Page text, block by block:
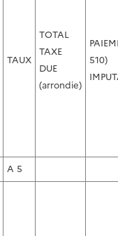
TAUX
TOTAL
TAXE
DUE
(arrondie)
510)
A 5